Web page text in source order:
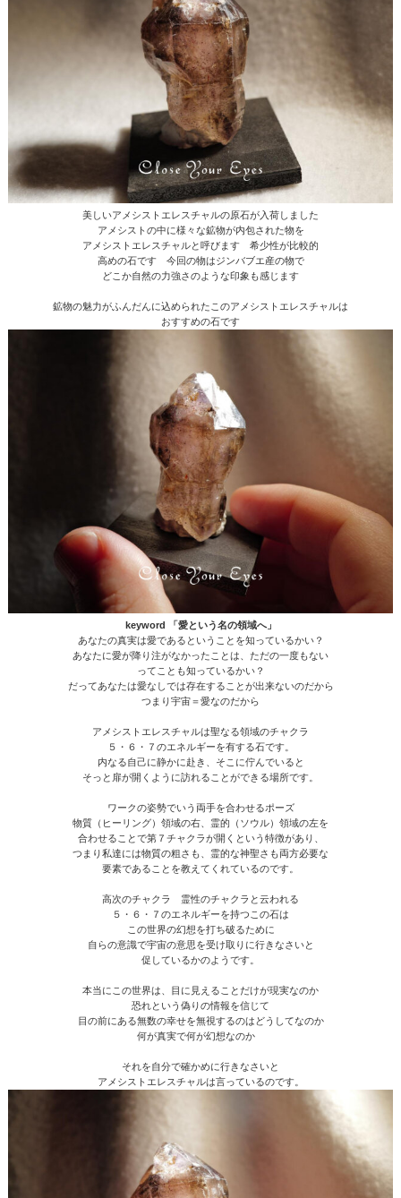
美しいアメシストエレスチャルの原石が入荷しました
アメシストの中に様々な鉱物が内包された物を
アメシストエレスチャルと呼びます 希少性が比較的
高めの石です 今回の物はジンバブエ産の物で
どこか自然の力強さのような印象も感じます
鉱物の魅力がふんだんに込められたこのアメシストエレスチャルは
おすすめの石です
keyword 「愛という名の領域へ」
あなたの真実は愛であるということを知っているかい？
あなたに愛が降り注がなかったことは、ただの一度もない
ってことも知っているかい？
だってあなたは愛なしでは存在することが出来ないのだから
つまり宇宙＝愛なのだから
アメシストエレスチャルは聖なる領域のチャクラ
５・６・７のエネルギーを有する石です。
内なる自己に静かに赴き、そこに佇んでいると
そっと扉が開くように訪れることができる場所です。
ワークの姿勢でいう両手を合わせるポーズ
物質（ヒーリング）領域の右、霊的（ソウル）領域の左を
合わせることで第７チャクラが開くという特徴があり、
つまり私達には物質の粗さも、霊的な神聖さも両方必要な
要素であることを教えてくれているのです。
高次のチャクラ 霊性のチャクラと云われる
５・６・７のエネルギーを持つこの石は
この世界の幻想を打ち破るために
自らの意識で宇宙の意思を受け取りに行きなさいと
促しているかのようです。
本当にこの世界は、目に見えることだけが現実なのか
恐れという偽りの情報を信じて
目の前にある無数の幸せを無視するのはどうしてなのか
何が真実で何が幻想なのか
それを自分で確かめに行きなさいと
アメシストエレスチャルは言っているのです。